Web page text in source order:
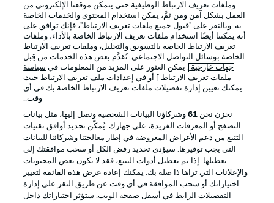
الإعلانات الإخطارات القانونية
شروط الاستخدام الوظائف
جهة النشر تواصل معنا
اللاعبون
وملفات تعريف الارتباط الوظيفية حتى يتمكن موقعنا الإلكتروني من
العمل بشكل آمن ومن ثمَّ، يمكن استخدام المحتوى والخدمات الخاصة
به. وبالنقر على "قبول جميع ملفات تعريف الارتباط"، فإنك توافق على
أنه يمكننا أيضًا استخدام ملفات تعريف الارتباط الخاصة بالأداء، وملفات
تعريف الارتباط الخاصة بالتسويق والتحليل، وملفات تعريف الارتباط
الخاصة بوسائل التواصل الاجتماعي. تُقدَّم بعض هذه الخدمات من قِبل
جهات خارجية . يمكن العثور على المزيد من المعلومات في سياسة
ملفات تعريف الارتباط
] أو في إعدادات ملف تعريف الارتباط حيث
يمكنك تعيين إدارة تفضيلات ملفات تعريف الارتباط الخاصة بك في أي
وقت..
نخزن نحن 61وشركاؤنا البيانات الشخصية ونصل إليها، مثل بيانات
التصفح أو المعرفات الفريدة، على جهازك. يُمكّن تحديد أوافق تقنيات
التتبع من دعم الأغراض المعروضة في إطار معالجتنا وشركائنا للبيانات
التي يجب توفيرها. سيؤدي تحديد رفض الكل أو سحب موافقتك إلى
تعطيلها. إذا تم تعطيل أدوات التتبع، فقد لا تكون بعض المحتويات
والإعلانات التي تراها ذا صلة بك. يمكنك إعادة عرض هذه القائمة لتغيير
اختياراتك أو سحب الموافقة في أي وقت عن طريق النقر على إدارة
التفضيلات الرابط في أسفل صفحة الويب. ستؤثر اختياراتك داخل